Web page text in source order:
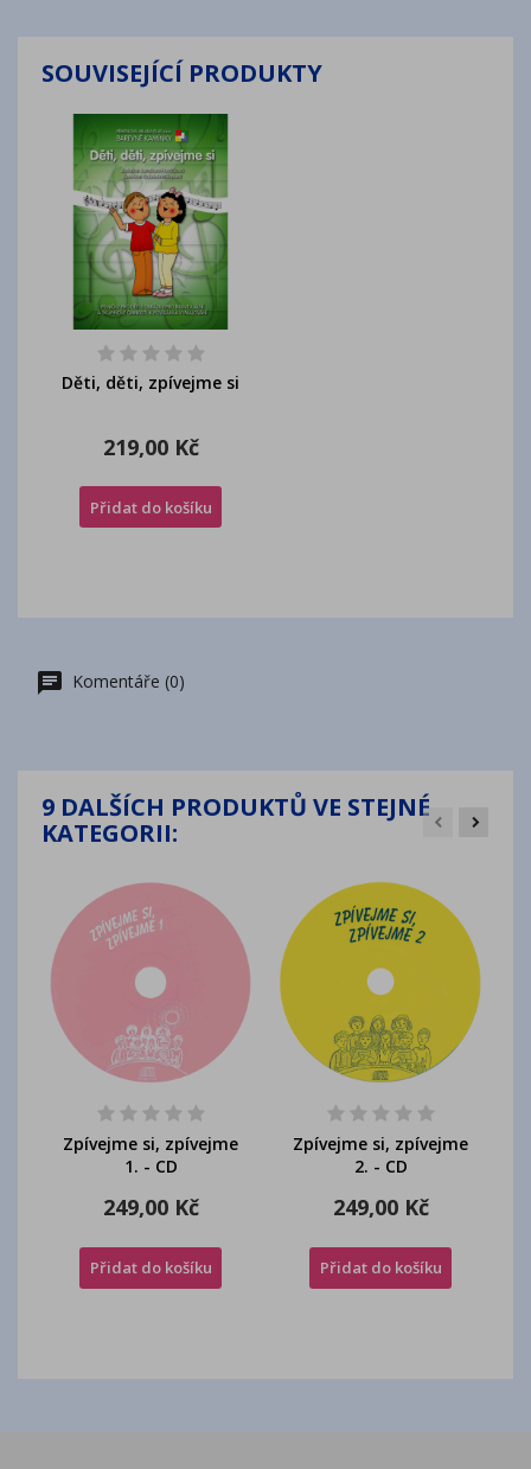
SOUVISEJÍCÍ PRODUKTY
Děti, děti, zpívejme si
219,00 Kč
Přidat do košíku
Komentáře (0)
9 DALŠÍCH PRODUKTŮ VE STEJNÉ
KATEGORII:
Zpívejme si, zpívejme
1. - CD
249,00 Kč
Přidat do košíku
Zpívejme si, zpívejme
2. - CD
249,00 Kč
Přidat do košíku